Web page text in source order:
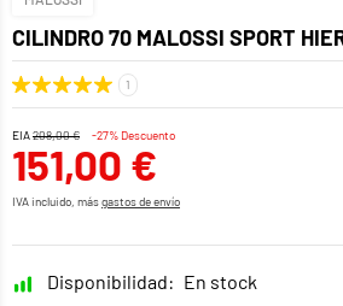
CILINDRO 70 MALOSSI SPORT
EIA208,00 € -27% Descuento
151,00 €
IVA incluido, másgastos de envío
Disponibilidad: En stock